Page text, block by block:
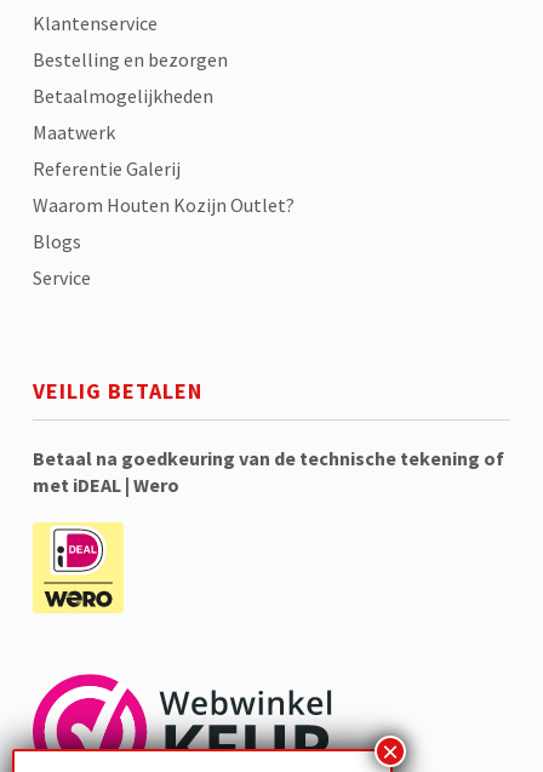
Klantenservice
Bestelling en bezorgen
Betaalmogelijkheden
Maatwerk
Referentie Galerij
Waarom Houten Kozijn Outlet?
Blogs
Service
VEILIG BETALEN
Betaal na goedkeuring van de technische tekening of
met iDEAL | Wero